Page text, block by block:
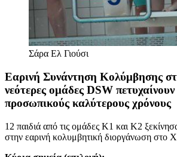
Σάρα Ελ Γιούσι
Εαρινή Συνάντηση Κολύμβησης
νεότερες ομάδες DSW
προσωπικούς καλύτερους χρόνους
12 παιδιά από τις ομάδες Κ1 και Κ2
στην εαρινή κολυμβητική διοργάνωση στο